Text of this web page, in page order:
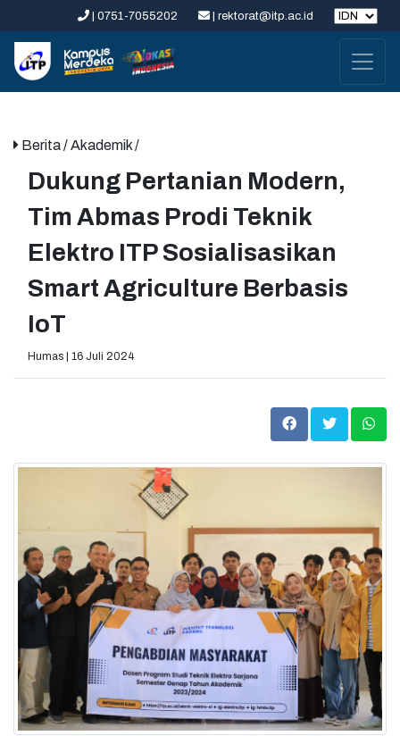
| 0751-7055202 | rektorat@itp.ac.id
Berita/ Akademik /
Dukung Pertanian Modern,
Tim Abmas Prodi Teknik
Elektro ITP Sosialisasikan
Smart Agriculture Berbasis
IoT
Humas | 16 Juli 2024